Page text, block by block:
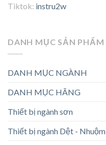
Tiktok: instru2w
DANH MỤC SẢN PHẨM
DANH MỤC NGÀNH
DANH MỤC HÃNG
Thiết bị ngành sơn
Thiết bị ngành Dệt - Nhuộm